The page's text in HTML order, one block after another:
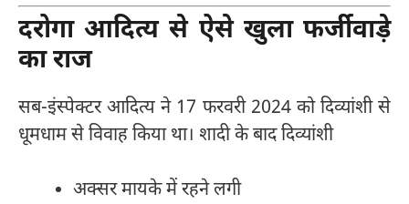
दरोगा आदित्य से ऐसे खुला फर्जीवाड़े
का राज
सब-इंस्पेक्टर आदित्य ने 17 फरवरी 2024 को दिव्यांशी से
धूमधाम से विवाह किया था। शादी के बाद दिव्यांशी
अक्सर मायके में रहने लगी